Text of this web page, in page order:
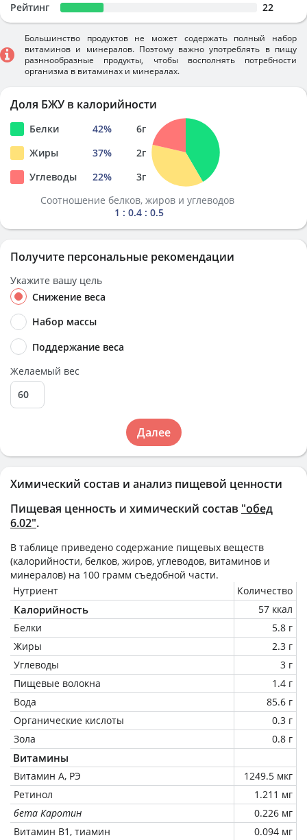
Химический состав и анализ пищевой ценности
Пищевая ценность и химический состав "обед
6.02".
В таблице приведено содержание пищевых веществ
(калорийности, белков, жиров, углеводов, витаминов и
минералов) на 100 грамм съедобной части.
Нутриент
Количество
Калорийность
57 ккал
Белки
5.8 г
Жиры
2.3 г
Углеводы
3 г
Пищевые волокна
1.4 г
Вода
85.6 г
Органические кислоты
0.3 г
Зола
0.8 г
Витамины
Витамин А, РЭ
1249.5 мкг
Ретинол
1.211 мг
бета Каротин
0.226 мг
Витамин В1, тиамин
0.094 мг
Рейтинг 22
Большинство продуктов не может содержать полный набор
витаминов и минералов. Поэтому важно употреблять в пищу
разннообразные продукты, чтобы восполнять потребности
организма в витаминах и минералах.
Доля БЖУ в калорийности
Белки 42% 6г
Жиры
37% 2г
Углеводы
22% 3г
Соотношение белков, жиров и углеводов
1 : 0.4 : 0.5
Получите персональные рекомендации
Укажите вашу цель
Снижение веса
Набор массы
Поддержание веса
Желаемый вес
Далее